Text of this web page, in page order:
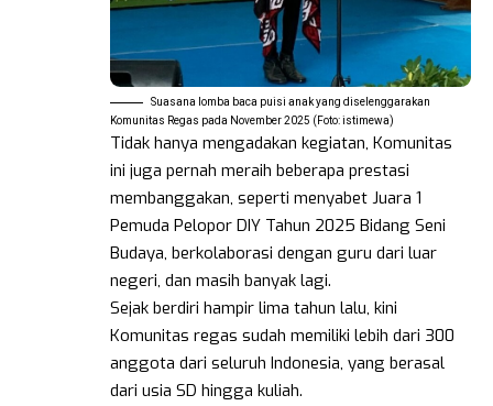
Suasana lomba baca puisi anak yang diselenggarakan
Komunitas Regas pada November 2025 (Foto: istimewa)
Tidak hanya mengadakan kegiatan, Komunitas
ini juga pernah meraih beberapa prestasi
membanggakan, seperti menyabet Juara 1
Pemuda Pelopor DIY Tahun 2025 Bidang Seni
Budaya, berkolaborasi dengan guru dari luar
negeri, dan masih banyak lagi.
Sejak berdiri hampir lima tahun lalu, kini
Komunitas regas sudah memiliki lebih dari 300
anggota dari seluruh Indonesia, yang berasal
dari usia SD hingga kuliah.